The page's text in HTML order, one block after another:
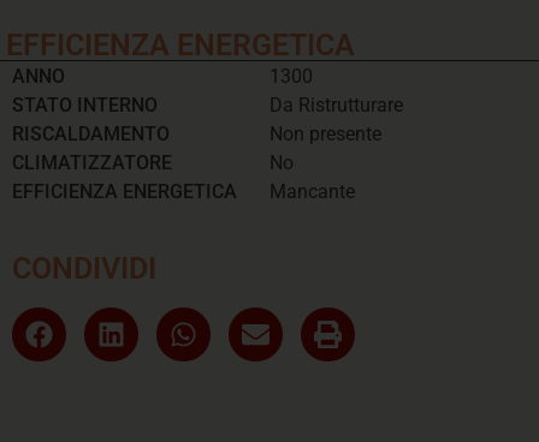
EFFICIENZA ENERGETICA
ANNO
STATO INTERNO
RISCALDAMENTO
CLIMATIZZATORE
EFFICIENZA ENERGETICA
1300
Da Ristrutturare
Non presente
No
Mancante
CONDIVIDI